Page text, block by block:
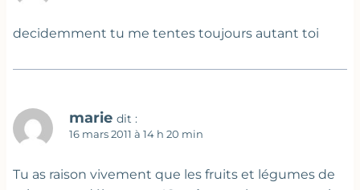
decidemment tu me tentes toujours autant toi
marie dit :
16 mars 2011 à 14 h 20 min
Tu as raison vivement que les fruits et légumes de